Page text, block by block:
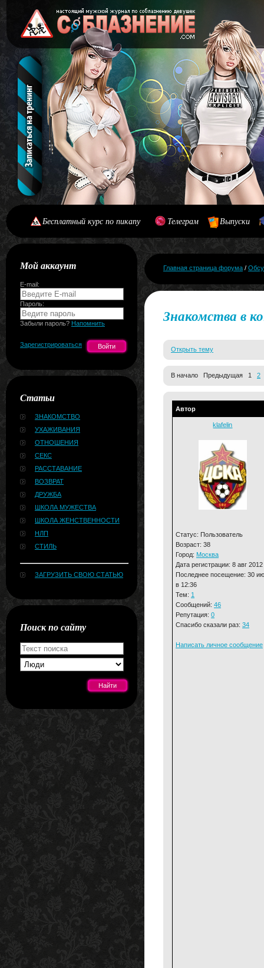
Бесплатный курс по пикапу Телеграм Выпуски
Мой аккаунт
E-mail:
Пароль:
Забыли пароль? Напомнить
Зарегистрироваться
Статьи
ЗНАКОМСТВО
УХАЖИВАНИЯ
ОТНОШЕНИЯ
СЕКС
РАССТАВАНИЕ
ВОЗВРАТ
ДРУЖБА
ШКОЛА МУЖЕСТВА
ШКОЛА ЖЕНСТВЕННОСТИ
НЛП
СТИЛЬ
ЗАГРУЗИТЬ СВОЮ СТАТЬЮ
Поиск по сайту
Главная страница форума /
Знакомства в
Открыть тему
В начало Предыдущая 1 2
Автор
klafelin
Статус: Пользователь
Возраст: 38
Город: Москва
Дата регистрации: 8 авг 2012
Последнее посещение: 30
в 12:36
Тем: 1
Сообщений: 46
Репутация: 0
Спасибо сказали раз: 34
Написать личное сообщение